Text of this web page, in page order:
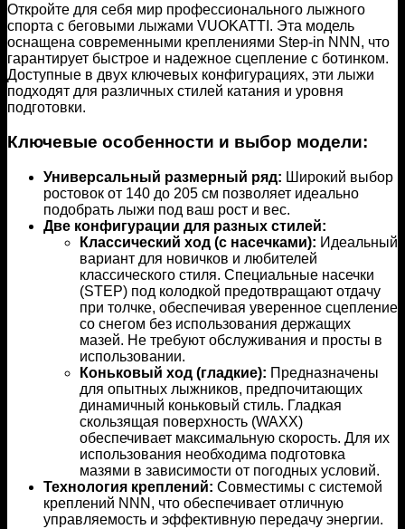
Откройте для себя мир профессионального лыжного
спорта с беговыми лыжами VUOKATTI. Эта модель
оснащена современными креплениями Step-in NNN, что
гарантирует быстрое и надежное сцепление с ботинком.
Доступные в двух ключевых конфигурациях, эти лыжи
подходят для различных стилей катания и уровня
подготовки.
Ключевые особенности и выбор модели:
Универсальный размерный ряд: Широкий выбор
ростовок от 140 до 205 см позволяет идеально
подобрать лыжи под ваш рост и вес.
Две конфигурации для разных стилей:
Классический ход (с насечками): Идеальный
вариант для новичков и любителей
классического стиля. Специальные насечки
(STEP) под колодкой предотвращают отдачу
при толчке, обеспечивая уверенное сцепление
со снегом без использования держащих
мазей. Не требуют обслуживания и просты в
использовании.
Коньковый ход (гладкие): Предназначены
для опытных лыжников, предпочитающих
динамичный коньковый стиль. Гладкая
скользящая поверхность (WAXX)
обеспечивает максимальную скорость. Для их
использования необходима подготовка
мазями в зависимости от погодных условий.
Технология креплений: Совместимы с системой
креплений NNN, что обеспечивает отличную
управляемость и эффективную передачу энергии.